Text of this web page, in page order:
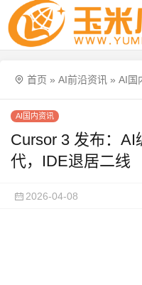
首页 » AI前沿资讯 » AI国
AI国内资讯
Cursor 3 发布：
代，IDE退居二线
2026-04-08